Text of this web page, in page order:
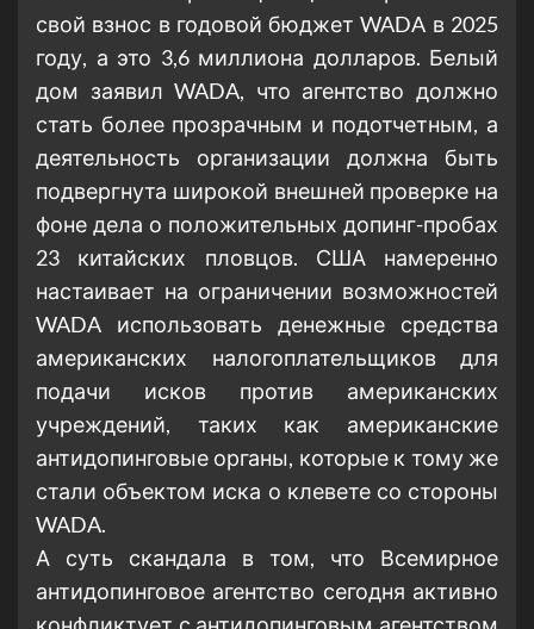
свой взнос в годовой бюджет WADA в 2025
году, а это 3,6 миллиона долларов. Белый
дом заявил WADA, что агентство должно
стать более прозрачным и подотчетным, а
деятельность организации должна быть
подвергнута широкой внешней проверке на
фоне дела о положительных допинг-пробах
23 китайских пловцов. США намеренно
настаивает на ограничении возможностей
WADA использовать денежные средства
американских налогоплательщиков для
подачи исков против американских
учреждений, таких как американские
антидопинговые органы, которые к тому же
стали объектом иска о клевете со стороны
WADA.
А суть скандала в том, что Всемирное
антидопинговое агентство сегодня активно